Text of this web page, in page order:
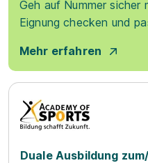
Geh auf Nummer sicher
Eignung checken und
Mehr erfahren
Duale Ausbildung